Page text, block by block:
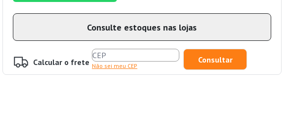
Consulte estoques nas lojas
Calcular o frete Não sei meu CEP